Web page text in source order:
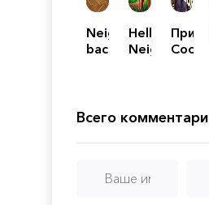
Neighbours
back
Hello
NeighborСосед
Всего